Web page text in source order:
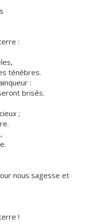
:
ténèbres.
:
brisés.
;
nous sagesse et
!